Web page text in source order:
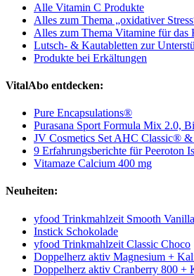
Alle Vitamin C Produkte
Alles zum Thema „oxidativer
Alles zum Thema Vitamine für das
Lutsch- & Kautabletten zur
Produkte bei Erkältungen
VitalAbo entdecken:
Pure Encapsulations®
Purasana Sport Formula Mix 2.0,
JV Cosmetics Set AHC Classic®
9 Erfahrungsberichte für Peeroton
Vitamaze Calcium 400 mg
Neuheiten:
yfood Trinkmahlzeit Smooth Vanilla
Instick Schokolade
yfood Trinkmahlzeit Classic Choco
Doppelherz aktiv Magnesium +
Doppelherz aktiv Cranberry 800 +